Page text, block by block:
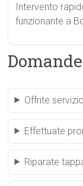
Intervento
funzionante a
Offrite
Effettuate
Riparate